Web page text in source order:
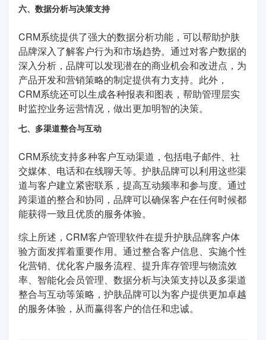
六、数据分析与决策支持
CRM系统提供了强大的数据分析功能，可以帮助护肤
品牌深入了解客户行为和市场趋势。通过对客户数据的
深入分析，品牌可以发现潜在的商业机会和改进点，为
产品开发和营销策略的制定提供有力支持。此外，
CRM系统还可以生成各种报表和图表，帮助管理层实
时监控业务运营情况，做出更加明智的决策。
七、多渠道整合与互动
CRM系统支持多种客户互动渠道，包括电子邮件、社
交媒体、电话和在线聊天等。护肤品牌可以利用这些渠
道与客户建立紧密联系，提高互动频率和参与度。通过
跨渠道的整合和协同，品牌可以确保客户在任何时候都
能获得一致且优质的服务体验。
综上所述，CRM客户管理软件在提升护肤品牌客户体
验方面发挥着重要作用。通过整合客户信息、实施个性
化营销、优化客户服务流程、提升库存管理与物流效
率、智能化会员管理、数据分析与决策支持以及多渠道
整合与互动等策略，护肤品牌可以为客户提供更加卓越
的服务体验，从而赢得客户的信任和忠诚。